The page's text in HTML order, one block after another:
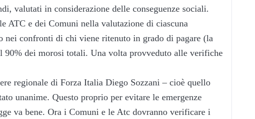
valutati in considerazione delle conseguenze sociali.
ATC e dei Comuni nella valutazione di ciascuna
nei confronti di chi viene ritenuto in grado di pagare (la
dei morosi totali. Una volta provveduto alle verifiche
regionale di Forza Italia Diego Sozzani – cioè quello
unanime. Questo proprio per evitare le emergenze
va bene. Ora i Comuni e le Atc dovranno verificare i